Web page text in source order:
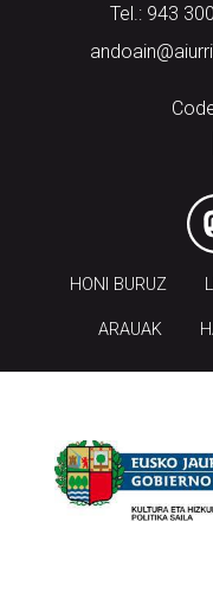
Tel.: 943
HONI BURUZ
ARAUAK